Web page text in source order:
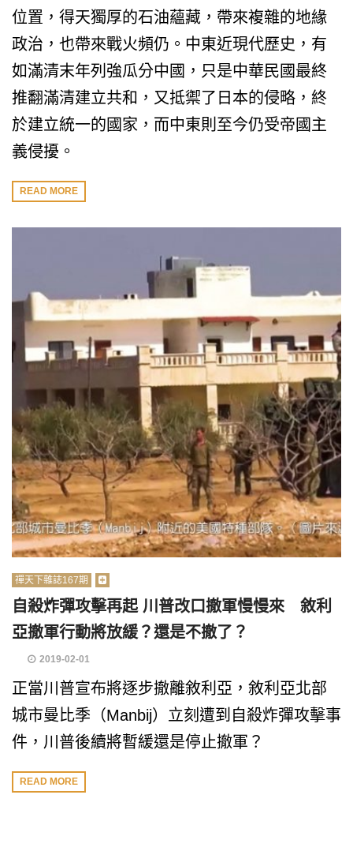
位置，得天獨厚的石油蘊藏，帶來複雜的地緣
政治，也帶來戰火頻仍。中東近現代歷史，有
如滿清末年列強瓜分中國，只是中華民國最終
推翻滿清建立共和，又抵禦了日本的侵略，終
於建立統一的國家，而中東則至今仍受帝國主
義侵擾。
READ MORE
禪天下雜誌167期
自殺炸彈攻擊再起 川普改口撤軍慢慢來 敘利
亞撤軍行動將放緩？還是不撤了？
2019-02-01
正當川普宣布將逐步撤離敘利亞，敘利亞北部
城市曼比季（Manbij）立刻遭到自殺炸彈攻擊事
件，川普後續將暫緩還是停止撤軍？
READ MORE